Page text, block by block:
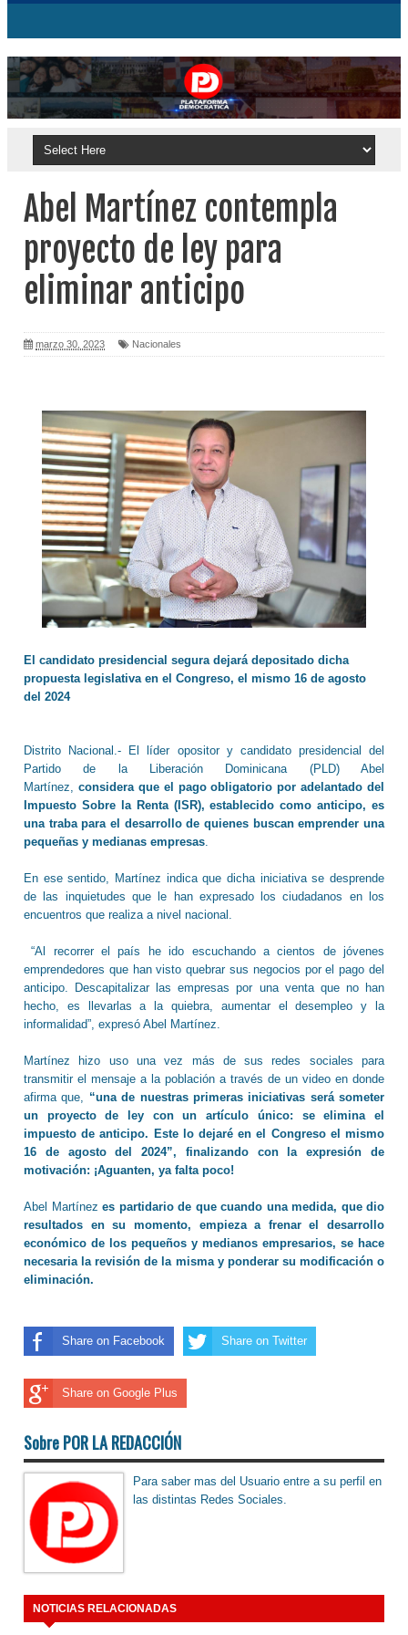
Abel Martínez contempla
proyecto de ley para
eliminar anticipo
marzo 30, 2023 Nacionales
El candidato presidencial segura dejará depositado dicha
propuesta legislativa en el Congreso, el mismo 16 de agosto
del 2024
Distrito Nacional.- El líder opositor y candidato presidencial del
Partido de la Liberación Dominicana (PLD) Abel
Martínez, considera que el pago obligatorio por adelantado del
Impuesto Sobre la Renta (ISR), establecido como anticipo, es
una traba para el desarrollo de quienes buscan emprender una
pequeñas y medianas empresas.
En ese sentido, Martínez indica que dicha iniciativa se desprende
de las inquietudes que le han expresado los ciudadanos en los
encuentros que realiza a nivel nacional.
“Al recorrer el país he ido escuchando a cientos de jóvenes
emprendedores que han visto quebrar sus negocios por el pago del
anticipo. Descapitalizar las empresas por una venta que no han
hecho, es llevarlas a la quiebra, aumentar el desempleo y la
informalidad”, expresó Abel Martínez.
Martínez hizo uso una vez más de sus redes sociales para
transmitir el mensaje a la población a través de un video en donde
afirma que, “una de nuestras primeras iniciativas será someter
un proyecto de ley con un artículo único: se elimina el
impuesto de anticipo. Este lo dejaré en el Congreso el mismo
16 de agosto del 2024”, finalizando con la expresión de
motivación: ¡Aguanten, ya falta poco!
Abel Martínez es partidario de que cuando una medida, que dio
resultados en su momento, empieza a frenar el desarrollo
económico de los pequeños y medianos empresarios, se hace
necesaria la revisión de la misma y ponderar su modificación o
eliminación.
Share on Facebook Share on Twitter
Share on Google Plus
Sobre POR LA REDACCIÓN
Para saber mas del Usuario entre a su perfil en
las distintas Redes Sociales.
NOTICIAS RELACIONADAS